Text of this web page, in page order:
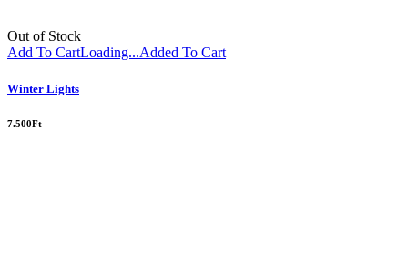
Out of Stock
Add To CartLoading...Added To Cart
Winter Lights
7.500Ft